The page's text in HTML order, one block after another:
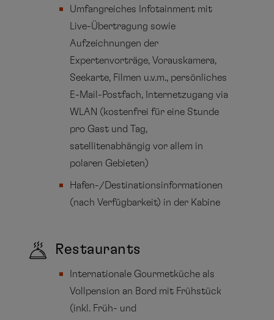
Umfangreiches Infotainment mit
Live-Übertragung sowie
Aufzeichnungen der
Expertenvorträge, Vorauskamera,
Seekarte, Filmen u.v.m., persönliches
E-Mail-Postfach, Internetzugang via
WLAN (kostenfrei für eine Stunde
pro Gast und Tag,
satellitenabhängig vor allem in
polaren Gebieten)
Hafen-/Destinationsinformationen
(nach Verfügbarkeit) in der Kabine
Restaurants
Internationale Gourmetküche als
Vollpension an Bord mit Frühstück
(inkl. Früh- und